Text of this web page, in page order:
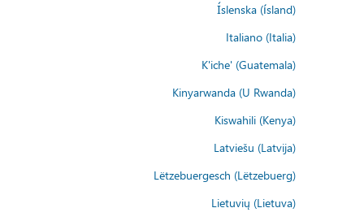
Íslenska (ísland)
Italiano (Italia)
K'iche' (Guatemala)
Kinyarwanda (U Rwanda)
Kiswahili (Kenya)
Latviešu (Latvija)
Lëtzebuergesch (Lëtzebuerg)
Lietuvių (Lietuva)